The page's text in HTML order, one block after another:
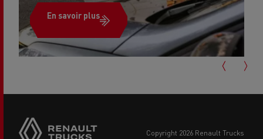
En savoir plus
copyright 2026 Renault Trucks